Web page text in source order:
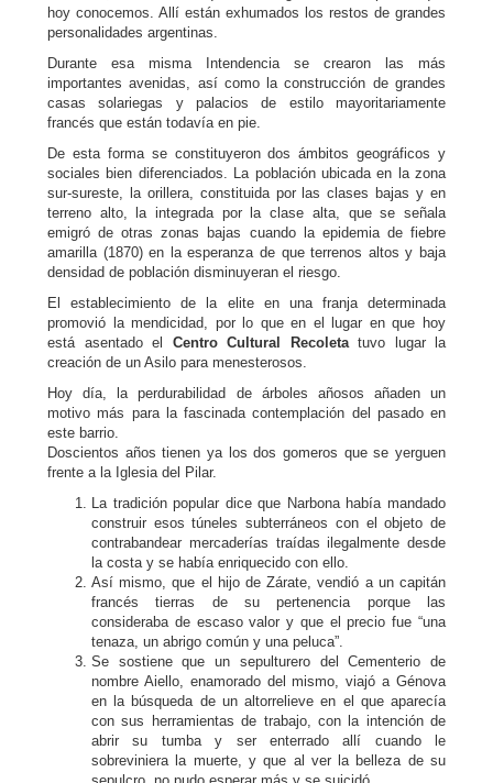
hoy conocemos. Allí están exhumados los restos de grandes
personalidades argentinas.
Durante esa misma Intendencia se crearon las más
importantes avenidas, así como la construcción de grandes
casas solariegas y palacios de estilo mayoritariamente
francés que están todavía en pie.
De esta forma se constituyeron dos ámbitos geográficos y
sociales bien diferenciados. La población ubicada en la zona
sur-sureste, la orillera, constituida por las clases bajas y en
terreno alto, la integrada por la clase alta, que se señala
emigró de otras zonas bajas cuando la epidemia de fiebre
amarilla (1870) en la esperanza de que terrenos altos y baja
densidad de población disminuyeran el riesgo.
El establecimiento de la elite en una franja determinada
promovió la mendicidad, por lo que en el lugar en que hoy
está asentado el Centro Cultural Recoletatuvo lugar la
creación de un Asilo para menesterosos.
Hoy día, la perdurabilidad de árboles añosos añaden un
motivo más para la fascinada contemplación del pasado en
este barrio.
Doscientos años tienen ya los dos gomeros que se yerguen
frente a la Iglesia del Pilar.
La tradición popular dice que Narbona había mandado
construir esos túneles subterráneos con el objeto de
contrabandear mercaderías traídas ilegalmente desde
la costa y se había enriquecido con ello.
Así mismo, que el hijo de Zárate, vendió a un capitán
francés tierras de su pertenencia porque las
consideraba de escaso valor y que el precio fue “una
tenaza, un abrigo común y una peluca”.
Se sostiene que un sepulturero del Cementerio de
nombre Aiello, enamorado del mismo, viajó a Génova
en la búsqueda de un altorrelieve en el que aparecía
con sus herramientas de trabajo, con la intención de
abrir su tumba y ser enterrado allí cuando le
sobreviniera la muerte, y que al ver la belleza de su